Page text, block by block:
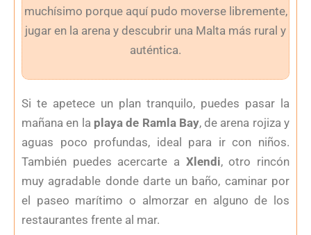
muchísimo porque aquí pudo moverse libremente,
jugar en la arena y descubrir una Malta más rural y
auténtica.
Si te apetece un plan tranquilo, puedes pasar la
mañana en la playa de Ramla Bay, de arena rojiza y
aguas poco profundas, ideal para ir con niños.
También puedes acercarte a Xlendi, otro rincón
muy agradable donde darte un baño, caminar por
el paseo marítimo o almorzar en alguno de los
restaurantes frente al mar.